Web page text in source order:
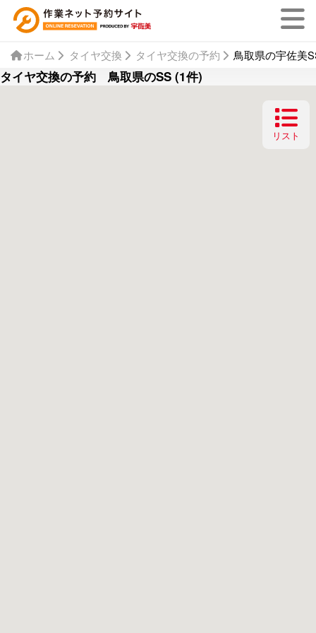
ホーム タイヤ交換 タイヤ交換の予約 鳥取県の宇佐美
タイヤ交換の予約 鳥取県のSS (1件)
リスト